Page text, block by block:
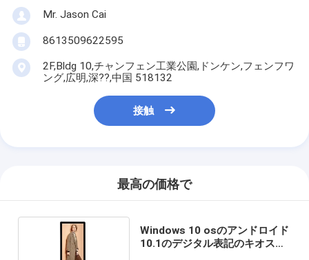
Mr. Jason Cai
8613509622595
2F,Bldg 10,チャンフェン工業公園,ドンケン,フェンフワ
ング,広明,深??,中国 518132
接触
最高の価格で
Windows 10 osのアンドロイド
10.1のデジタル表記のキオスク